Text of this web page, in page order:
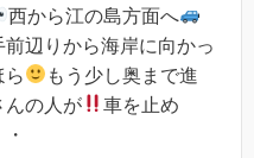
西から江の島方面へ
辺りから海岸に向かっ
ら
もう少し奥まで進
んの人が
車を止め